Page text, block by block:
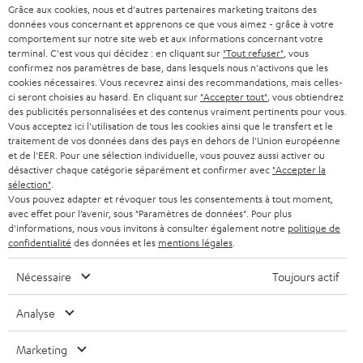
n
e
w
s
l
e
t
t
e
r
STEREO
SMART HOME
BLUETOOTH
CASQUES AUDIO
CASQUES BLUETOOTH AUDIO
SYSTEMES COMPLETS
ENCEINTES
ULTIMA
ÉCOUTEURS INTRA-AURICULAIRES
FANSHOP
PRESSE
B2B
NEWSLETTER
MAGASINS
AVANTAGES D’ACHAT
L’HISTOIRE DE TEUFEL
AUTRICHE
SUISSE
PAYS-BAS
BELGIQUE
FRANCE
POLOGNE
ITALIE
Sous réserve de modifications techniques, de fautes de frappe et d’autres
erreurs. Les accessoires figurant sur l’image ne font pas partie du contenu de
Grâce aux cookies, nous et d'autres partenaires marketing traitons des
données vous concernant et apprenons ce que vous aimez - grâce à votre
comportement sur notre site web et aux informations concernant votre
terminal. C'est vous qui décidez : en cliquant sur "Tout refuser" , vous
confirmez nos paramètres de base, dans lesquels nous n'activons que les
cookies nécessaires. Vous recevrez ainsi des recommandations, mais celles-
ci seront choisies au hasard. En cliquant sur "Accepter tout" , vous obtiendrez
des publicités personnalisées et des contenus vraiment pertinents pour vous.
Vous acceptez ici l'utilisation de tous les cookies ainsi que le transfert et le
traitement de vos données dans des pays en dehors de l'Union européenne
et de l'EER. Pour une sélection individuelle, vous pouvez aussi activer ou
désactiver chaque catégorie séparément et confirmer avec "Accepter la
sélection"
Vous pouvez adapter et révoquer tous les consentements à tout moment,
avec effet pour l’avenir, sous "Paramètres de données". Pour plus
d'informations, nous vous invitons à consulter également notre politique de
confidentialité des données et les mentions légales
Nécessaire Toujours actif
Analyse
Marketing